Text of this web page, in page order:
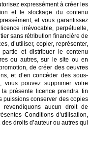
expressément à créer les
et le stockage du contenu
et vous garantissez
irrévocable, perpétuelle,
sans rétribution financière de
d’utiliser, copier, représenter,
partie et distribuer le contenu
ou autres, sur le site ou en
de créer des oeuvres
et d’en concéder des sous-
vous pouvez supprimer votre
présente licence prendra fin
puissions conserver des copies
aucun droit de
Conditions d’utilisation,
droits d’auteur ou autres qui